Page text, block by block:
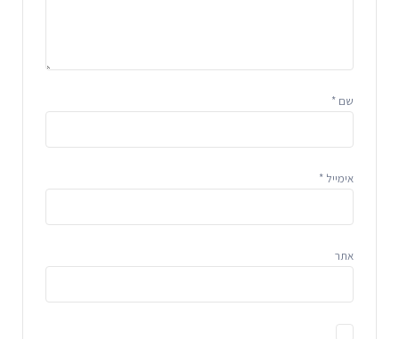
שם *
אימייל *
אתר